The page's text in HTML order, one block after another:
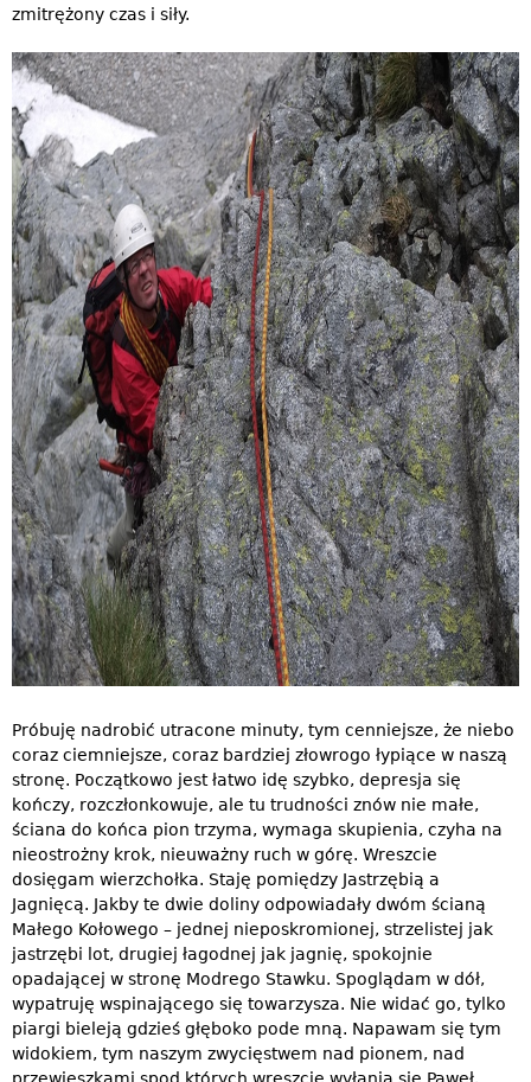
zmitrężony czas i siły.
Próbuję nadrobić utracone minuty, tym cenniejsze, że niebo
coraz ciemniejsze, coraz bardziej złowrogo łypiące w naszą
stronę. Początkowo jest łatwo idę szybko, depresja się
kończy, rozczłonkowuje, ale tu trudności znów nie małe,
ściana do końca pion trzyma, wymaga skupienia, czyha na
nieostrożny krok, nieuważny ruch w górę. Wreszcie
dosięgam wierzchołka. Staję pomiędzy Jastrzębią a
Jagnięcą. Jakby te dwie doliny odpowiadały dwóm ścianą
Małego Kołowego – jednej nieposkromionej, strzelistej jak
jastrzębi lot, drugiej łagodnej jak jagnię, spokojnie
opadającej w stronę Modrego Stawku. Spoglądam w dół,
wypatruję wspinającego się towarzysza. Nie widać go, tylko
piargi bieleją gdzieś głęboko pode mną. Napawam się tym
widokiem, tym naszym zwycięstwem nad pionem, nad